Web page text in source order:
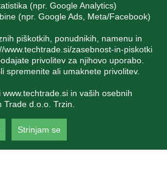
(npr. Google Analytics)
(npr. Google Ads, Meta/Facebook)
piškotkih, ponudnikih, namenu in
www.techtrade.si/zasebnost-in-piskotki
privolitev za njihovo uporabo.
spremenite ali umaknete privolitev.
www.techtrade.si in vaših osebnih
d.o.o. Trzin.
Strinjam se
8, 1236 Trzin
podatke. V kolikor na naši
napačne oziroma neustrezne
prosimo, da nam to sporočite na